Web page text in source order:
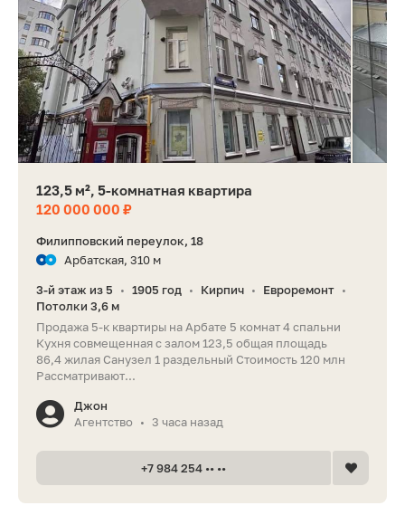
123,5 м², 5-комнатная квартира
120 000 000 ₽
Филипповский переулок, 18
Арбатская, 310 м
3-й этаж из 5 • 1905 год • Кирпич • Евроремонт •
Потолки 3,6 м
Продажа 5-к квартиры на Арбате 5 комнат 4 спальни
Кухня совмещенная с залом 123,5 общая площадь
86,4 жилая Санузел 1 раздельный Стоимость 120 млн
Рассматривают...
Джон
Агентство
• 3 часа назад
+7 984 254 •• ••